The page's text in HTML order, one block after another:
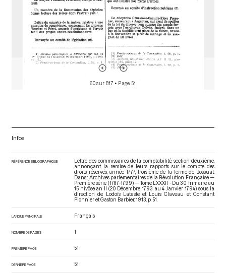
60 sur 817 • Page 51
Infos
RÉFÉRENCE BIBLIOGRAPHIQUE
Lettre des commissaires de la comptabilité, section deuxième,
annonçant la remise de leurs rapports sur le compte des
droits réservés, année 1777, troisième de la ferme de Bossuat.
Dans : Archives parlementaires de la Révolution Française —
Première série (1787-1799) — Tome LXXXII - Du 30 frimaire au
15 nivôse an II (20 Décembre 1793 au 4 Janvier 1794), sous la
direction de Lodoïs Lataste et Louis Claveau et Constant
Pionnier et Gaston Barbier. 1913. p. 51.
LANGUE PRINCIPALE Français
NOMBRE DE PAGES 1
PREMIÈRE PAGE 51
DERNIÈRE PAGE 51